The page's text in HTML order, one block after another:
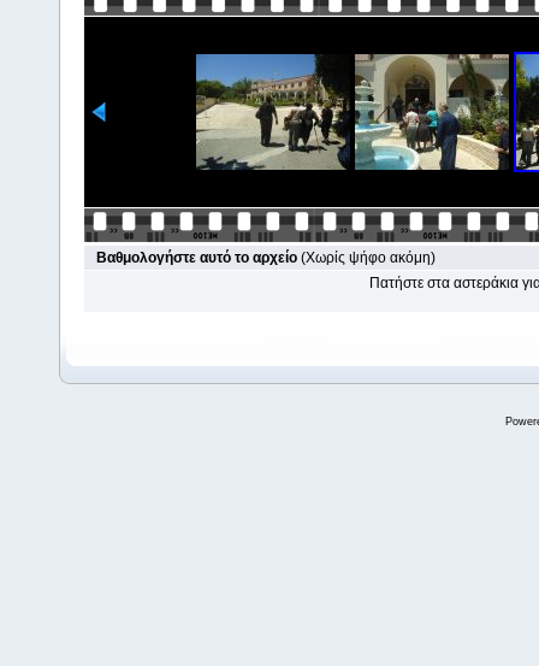
Βαθμολογήστε αυτό το αρχείο (Χωρίς ψήφο ακόμη)
Πατήστε στα αστεράκια